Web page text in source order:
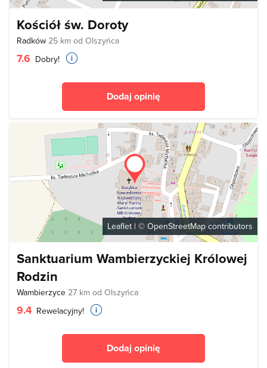
Kościół św. Doroty
Radków 25 km od Olszyńca
7.6 Dobry!
Dodaj opinię
Leaflet | © OpenStreetMap contributors
Sanktuarium Wambierzyckiej Królowej
Rodzin
Wambierzyce 27 km od Olszyńca
9.4 Rewelacyjny!
Dodaj opinię